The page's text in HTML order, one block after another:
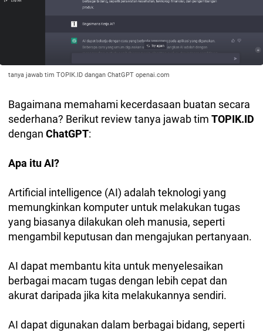
tanya jawab tim TOPIK.ID dangan ChatGPT openai.com
Bagaimana memahami kecerdasaan buatan secara
sederhana? Berikut review tanya jawab tim TOPIK.ID
dengan ChatGPT:
Apa itu AI?
Artificial intelligence (AI) adalah teknologi yang
memungkinkan komputer untuk melakukan tugas
yang biasanya dilakukan oleh manusia, seperti
mengambil keputusan dan mengajukan pertanyaan.
AI dapat membantu kita untuk menyelesaikan
berbagai macam tugas dengan lebih cepat dan
akurat daripada jika kita melakukannya sendiri.
AI dapat digunakan dalam berbagai bidang, seperti